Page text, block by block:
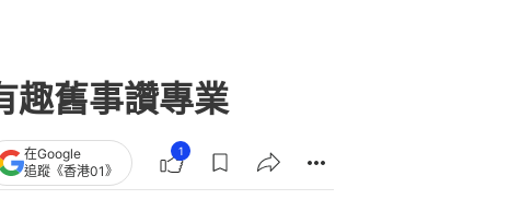
趣舊事讚專業
在Google
追蹤《香港01》
1